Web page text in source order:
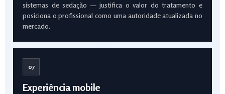
sistemas de sedação — justifica o valor do tratamento e
posiciona o profissional como uma autoridade atualizada no
mercado.
07
Experiência mobile